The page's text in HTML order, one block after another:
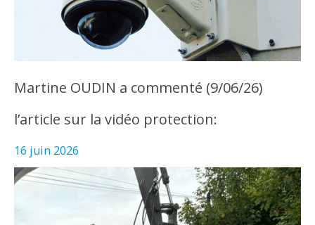
Martine OUDIN a commenté (9/06/26)
l’article sur la vidéo protection:
16 juin 2026